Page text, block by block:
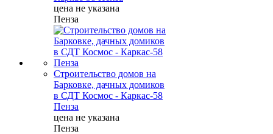
цена не указана
Пенза
Строительство домов на
Барковке, дачных домиков
в СДТ Космос - Каркас-58
Пенза
цена не указана
Пенза